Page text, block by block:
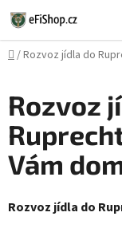
Přejít
na
obsah
Domů
/Rozvoz jídla do
Rozvoz
Vám
Rozvoz jídla do